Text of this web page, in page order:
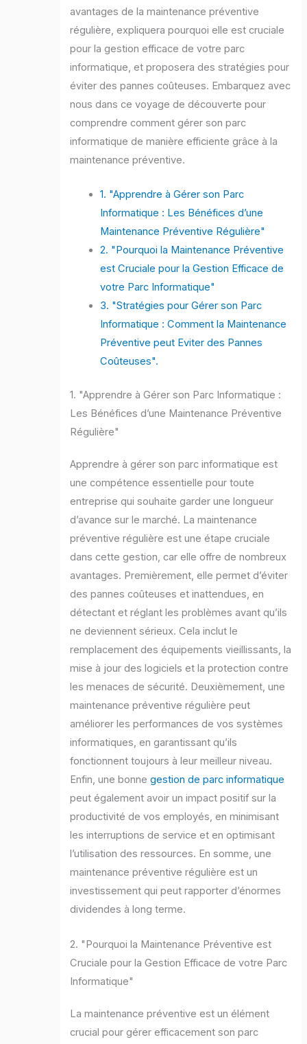
avantages de la maintenance préventive
régulière, expliquera pourquoi elle est cruciale
pour la gestion efficace de votre parc
informatique, et proposera des stratégies pour
éviter des pannes coûteuses. Embarquez avec
nous dans ce voyage de découverte pour
comprendre comment gérer son parc
informatique de manière efficiente grâce à la
maintenance préventive.
1. "Apprendre à Gérer son Parc
Informatique : Les Bénéfices d’une
Maintenance Préventive Régulière"
2. "Pourquoi la Maintenance Préventive
est Cruciale pour la Gestion Efficace de
votre Parc Informatique"
3. "Stratégies pour Gérer son Parc
Informatique : Comment la Maintenance
Préventive peut Eviter des Pannes
Coûteuses".
1. "Apprendre à Gérer son Parc Informatique :
Les Bénéfices d’une Maintenance Préventive
Régulière"
Apprendre à gérer son parc informatique est
une compétence essentielle pour toute
entreprise qui souhaite garder une longueur
d’avance sur le marché. La maintenance
préventive régulière est une étape cruciale
dans cette gestion, car elle offre de nombreux
avantages. Premièrement, elle permet d’éviter
des pannes coûteuses et inattendues, en
détectant et réglant les problèmes avant qu’ils
ne deviennent sérieux. Cela inclut le
remplacement des équipements vieillissants, la
mise à jour des logiciels et la protection contre
les menaces de sécurité. Deuxièmement, une
maintenance préventive régulière peut
améliorer les performances de vos systèmes
informatiques, en garantissant qu’ils
fonctionnent toujours à leur meilleur niveau.
Enfin, une bonnegestion de parc informatique
peut également avoir un impact positif sur la
productivité de vos employés, en minimisant
les interruptions de service et en optimisant
l’utilisation des ressources. En somme, une
maintenance préventive régulière est un
investissement qui peut rapporter d’énormes
dividendes à long terme.
2. "Pourquoi la Maintenance Préventive est
Cruciale pour la Gestion Efficace de votre Parc
Informatique"
La maintenance préventive est un élément
crucial pour gérer efficacement son parc